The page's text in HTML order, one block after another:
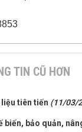
TIN CŨ HƠN
tiên tiến (11/03/
bảo quản,